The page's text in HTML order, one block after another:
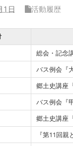
1日 活動履歴
総会・記念
バス例会『
郷土史講座
バス例会『
郷土史講座
『第11回